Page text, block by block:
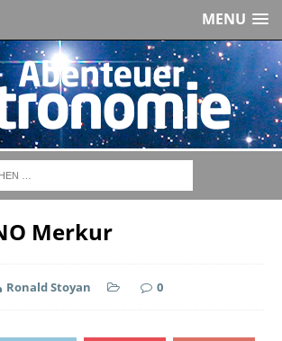
MENU
Merkur
Ronald Stoyan 0